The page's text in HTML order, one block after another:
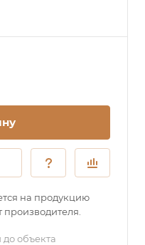
на продукцию
объекта